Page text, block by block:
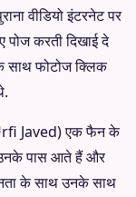
वीडियो इंटरनेट पर
पोज करती दिखाई दे
साथ फोटोज क्लिक
Javed) एक फैन के
उनके पास आते हैं और
के साथ उनके साथ